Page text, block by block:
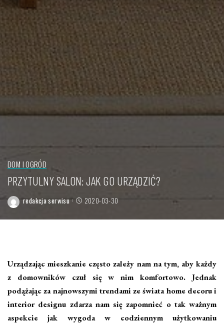
DOM I OGRÓD
PRZYTULNY SALON: JAK GO URZĄDZIĆ?
Posted
redakcja serwisu 2020-03-30
Urządzając mieszkanie często zależy nam na tym, aby każdy
z domowników czuł się w nim komfortowo. Jednak
podążając za najnowszymi trendami ze świata home decoru i
interior designu zdarza nam się zapomnieć o tak ważnym
aspekcie jak wygoda w codziennym użytkowaniu